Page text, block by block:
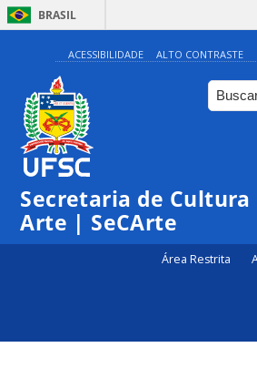
BRASIL
ACESSIBILIDADE ALTO CONTRASTE
Secretaria de Cultura
Arte | SeCArte
Área Restrita